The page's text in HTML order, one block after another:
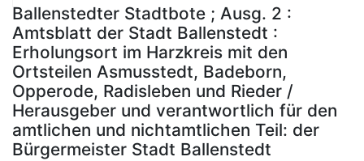
Statistiken
Ballenstedter Stadtbote ; Ausg. 2 :
Amtsblatt der Stadt Ballenstedt :
Erholungsort im Harzkreis mit den
Ortsteilen Asmusstedt, Badeborn,
Opperode, Radisleben und Rieder /
Herausgeber und verantwortlich für den
amtlichen und nichtamtlichen Teil: der
Bürgermeister Stadt Ballenstedt